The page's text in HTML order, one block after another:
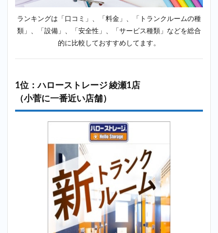
ルー
立区
綾瀬
店
（小
菅に
店
サマ
リー
ポケ
＿小
菅
2.5
5位：
ディ
ノス
クロ
ーゼ
ランキングは「口コミ」、「料金」、「トランクルームの種
類」、「設備」、「安全性」、「サービス種類」などを総合
的に比較しておすすめしてます。
1位：ハローストレージ 綾瀬1店
（小菅に一番近い店舗）